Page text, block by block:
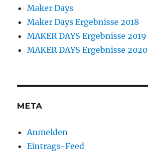
Maker Days
Maker Days Ergebnisse 2018
MAKER DAYS Ergebnisse 2019
MAKER DAYS Ergebnisse 2020
META
Anmelden
Eintrags-Feed